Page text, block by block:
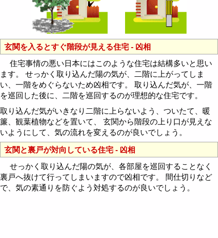
玄関を入るとすぐ階段が見える住宅 - 凶相
住宅事情の悪い日本にはこのような住宅は結構多いと思い
ます。 せっかく取り込んだ陽の気が、二階に上がってしま
い、一階をめぐらないため凶相です。 取り込んだ気が、一階
を巡回した後に、二階を巡回するのが理想的な住宅です。
取り込んだ気がいきなり二階に上らないよう、ついたて、暖
簾、観葉植物などを置いて、 玄関から階段の上り口が見えな
いようにして、気の流れを変えるのが良いでしょう。
玄関と裏戸が対向している住宅 - 凶相
せっかく取り込んだ陽の気が、各部屋を巡回することなく
裏戸へ抜けて行ってしまいますので凶相です。 間仕切りなど
で、気の素通りを防ぐよう対処するのが良いでしょう。